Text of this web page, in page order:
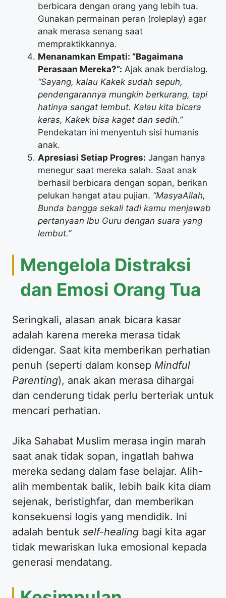
berbicara dengan orang yang lebih tua.
Gunakan permainan peran (roleplay) agar
anak merasa senang saat
mempraktikkannya.
Menanamkan Empati: “Bagaimana
Perasaan Mereka?”: Ajak anak berdialog.
“Sayang, kalau Kakek sudah sepuh,
pendengarannya mungkin berkurang, tapi
hatinya sangat lembut. Kalau kita bicara
keras, Kakek bisa kaget dan sedih.”
Pendekatan ini menyentuh sisi humanis
anak.
Apresiasi Setiap Progres: Jangan hanya
menegur saat mereka salah. Saat anak
berhasil berbicara dengan sopan, berikan
pelukan hangat atau pujian. “MasyaAllah,
Bunda bangga sekali tadi kamu menjawab
pertanyaan Ibu Guru dengan suara yang
lembut.”
​Mengelola Distraksi
dan Emosi Orang Tua
​Seringkali, alasan anak bicara kasar
adalah karena mereka merasa tidak
didengar. Saat kita memberikan perhatian
penuh (seperti dalam konsep Mindful
Parenting), anak akan merasa dihargai
dan cenderung tidak perlu berteriak untuk
mencari perhatian.
​Jika Sahabat Muslim merasa ingin marah
saat anak tidak sopan, ingatlah bahwa
mereka sedang dalam fase belajar. Alih-
alih membentak balik, lebih baik kita diam
sejenak, beristighfar, dan memberikan
konsekuensi logis yang mendidik. Ini
adalah bentuk self-healing bagi kita agar
tidak mewariskan luka emosional kepada
generasi mendatang.